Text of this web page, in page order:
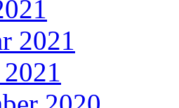
2021